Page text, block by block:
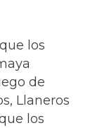
los
de
Llaneros
los